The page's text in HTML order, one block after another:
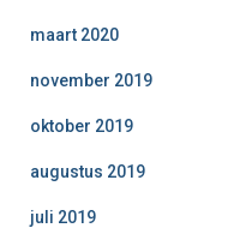
maart 2020
november 2019
oktober 2019
augustus 2019
juli 2019